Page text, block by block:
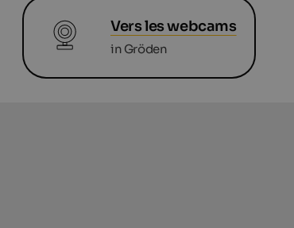
Vers les webcams
in Gröden